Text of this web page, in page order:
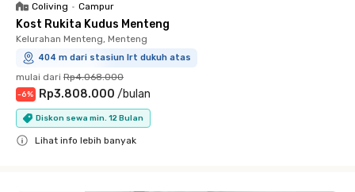
Coliving • Campur
Kost Rukita Kudus Menteng
Kelurahan Menteng, Menteng
404 m dari stasiun lrt dukuh atas
mulai dari Rp4.068.000
-6% Rp3.808.000 /bulan
Diskon sewa min. 12 Bulan
Lihat info lebih banyak